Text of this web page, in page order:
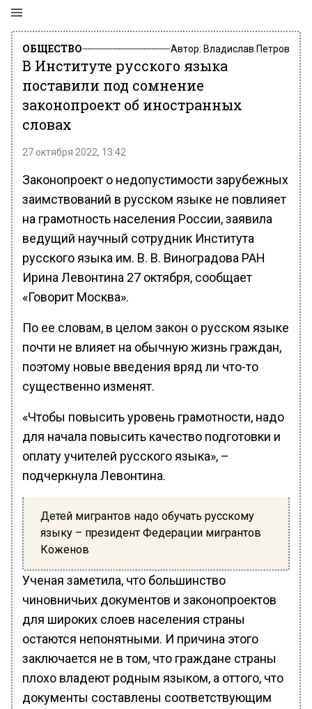
ОБЩЕСТВО Автор: Владислав Петров
В Институте русского языка
поставили под сомнение
законопроект об иностранных
словах
27 октября 2022, 13:42
Законопроект о недопустимости зарубежных
заимствований в русском языке не повлияет
на грамотность населения России, заявила
ведущий научный сотрудник Института
русского языка им. В. В. Виноградова РАН
Ирина Левонтина 27 октября, сообщает
«Говорит Москва».
По ее словам, в целом закон о русском языке
почти не влияет на обычную жизнь граждан,
поэтому новые введения вряд ли что-то
существенно изменят.
«Чтобы повысить уровень грамотности, надо
для начала повысить качество подготовки и
оплату учителей русского языка», –
подчеркнула Левонтина.
Детей мигрантов надо обучать русскому
языку – президент Федерации мигрантов
Коженов
Ученая заметила, что большинство
чиновничьих документов и законопроектов
для широких слоев населения страны
остаются непонятными. И причина этого
заключается не в том, что граждане страны
плохо владеют родным языком, а оттого, что
документы составлены соответствующим